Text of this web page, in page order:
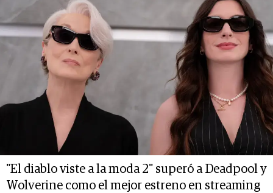
"El diablo viste a la moda 2" superó a Deadpool y
Wolverine como el mejor estreno en streaming